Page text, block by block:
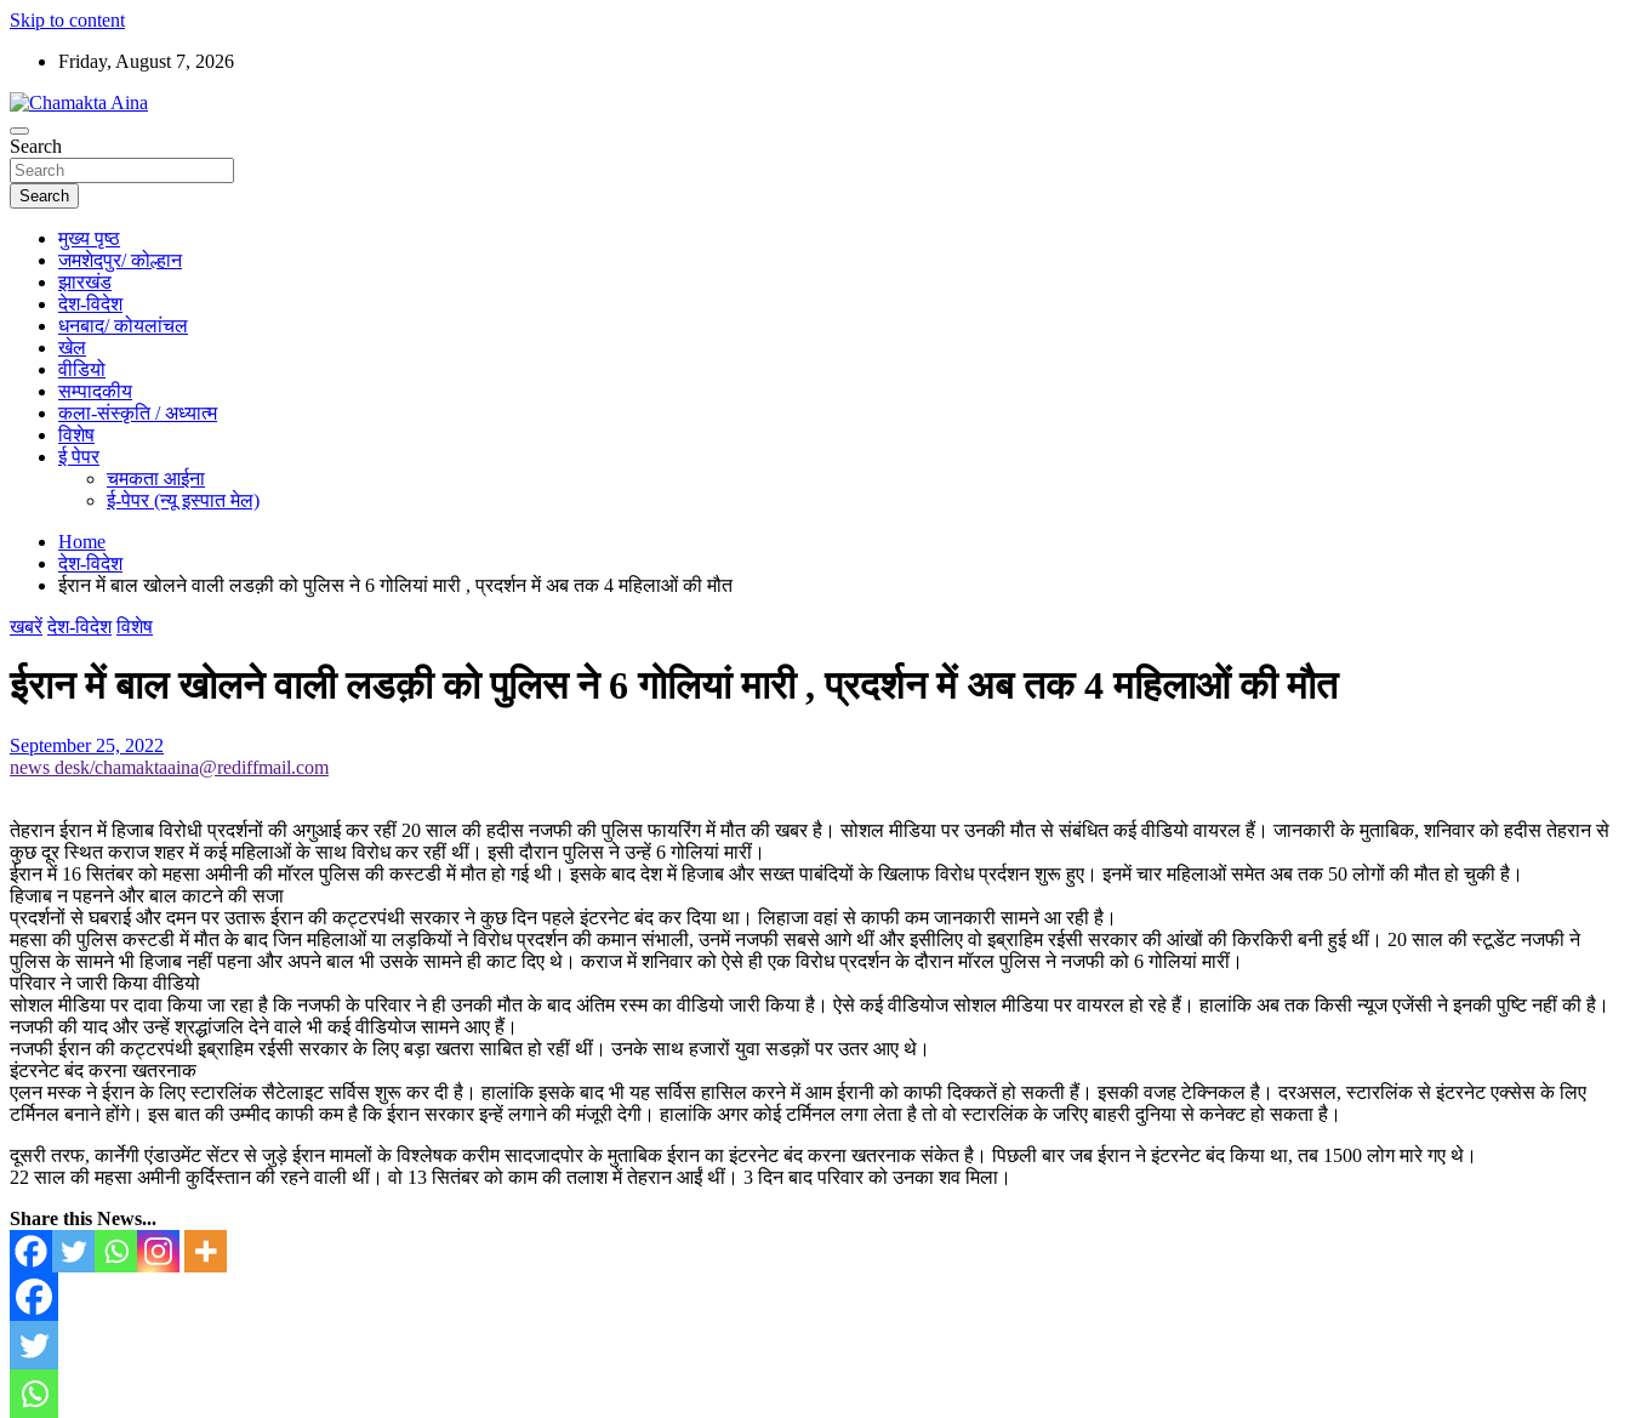
Skip to content
Friday, August 7, 2026
Chamakta Aina
Hindi News Paper – Jharkhand
Search
Search
मुख्य पृष्ठ
जमशेदपुर/ कोल्हान
झारखंड
देश-विदेश
धनबाद/ कोयलांचल
खेल
वीडियो
सम्पादकीय
कला-संस्कृति / अध्यात्म
विशेष
ई पेपर
चमकता आईना
ई-पेपर (न्यू इस्पात मेल)
Home
देश-विदेश
ईरान में बाल खोलने वाली लडक़ी को पुलिस ने 6 गोलियां मारी , प्रदर्शन में अब तक 4 महिलाओं की मौत
खबरें देश-विदेश विशेष
ईरान में बाल खोलने वाली लडक़ी को पुलिस ने 6 गोलियां मारी , प्रदर्शन में अब तक 4 महिलाओं की मौत
September 25, 2022
news desk/chamaktaaina@rediffmail.com
तेहरान ईरान में हिजाब विरोधी प्रदर्शनों की अगुआई कर रहीं 20 साल की हदीस नजफी की पुलिस फायरिंग में मौत की खबर है। सोशल मीडिया पर उनकी मौत से संबंधित कई वीडियो वायरल हैं। जानकारी के मुताबिक, शनिवार को हदीस तेहरान से
कुछ दूर स्थित कराज शहर में कई महिलाओं के साथ विरोध कर रहीं थीं। इसी दौरान पुलिस ने उन्हें 6 गोलियां मारीं।
ईरान में 16 सितंबर को महसा अमीनी की मॉरल पुलिस की कस्टडी में मौत हो गई थी। इसके बाद देश में हिजाब और सख्त पाबंदियों के खिलाफ विरोध प्रर्दशन शुरू हुए। इनमें चार महिलाओं समेत अब तक 50 लोगों की मौत हो चुकी है।
हिजाब न पहनने और बाल काटने की सजा
प्रदर्शनों से घबराई और दमन पर उतारू ईरान की कट्टरपंथी सरकार ने कुछ दिन पहले इंटरनेट बंद कर दिया था। लिहाजा वहां से काफी कम जानकारी सामने आ रही है।
महसा की पुलिस कस्टडी में मौत के बाद जिन महिलाओं या लड़कियों ने विरोध प्रदर्शन की कमान संभाली, उनमें नजफी सबसे आगे थीं और इसीलिए वो इब्राहिम रईसी सरकार की आंखों की किरकिरी बनी हुई थीं। 20 साल की स्टूडेंट नजफी ने
पुलिस के सामने भी हिजाब नहीं पहना और अपने बाल भी उसके सामने ही काट दिए थे। कराज में शनिवार को ऐसे ही एक विरोध प्रदर्शन के दौरान मॉरल पुलिस ने नजफी को 6 गोलियां मारीं।
परिवार ने जारी किया वीडियो
सोशल मीडिया पर दावा किया जा रहा है कि नजफी के परिवार ने ही उनकी मौत के बाद अंतिम रस्म का वीडियो जारी किया है। ऐसे कई वीडियोज सोशल मीडिया पर वायरल हो रहे हैं। हालांकि अब तक किसी न्यूज एजेंसी ने इनकी पुष्टि नहीं की है।
नजफी की याद और उन्हें श्रद्धांजलि देने वाले भी कई वीडियोज सामने आए हैं।
नजफी ईरान की कट्टरपंथी इब्राहिम रईसी सरकार के लिए बड़ा खतरा साबित हो रहीं थीं। उनके साथ हजारों युवा सडक़ों पर उतर आए थे।
इंटरनेट बंद करना खतरनाक
एलन मस्क ने ईरान के लिए स्टारलिंक सैटेलाइट सर्विस शुरू कर दी है। हालांकि इसके बाद भी यह सर्विस हासिल करने में आम ईरानी को काफी दिक्कतें हो सकती हैं। इसकी वजह टेक्निकल है। दरअसल, स्टारलिंक से इंटरनेट एक्सेस के लिए
टर्मिनल बनाने होंगे। इस बात की उम्मीद काफी कम है कि ईरान सरकार इन्हें लगाने की मंजूरी देगी। हालांकि अगर कोई टर्मिनल लगा लेता है तो वो स्टारलिंक के जरिए बाहरी दुनिया से कनेक्ट हो सकता है।
दूसरी तरफ, कार्नेगी एंडाउमेंट सेंटर से जुड़े ईरान मामलों के विश्लेषक करीम सादजादपोर के मुताबिक ईरान का इंटरनेट बंद करना खतरनाक संकेत है। पिछली बार जब ईरान ने इंटरनेट बंद किया था, तब 1500 लोग मारे गए थे।
22 साल की महसा अमीनी कुर्दिस्तान की रहने वाली थीं। वो 13 सितंबर को काम की तलाश में तेहरान आईं थीं। 3 दिन बाद परिवार को उनका शव मिला।
Share this News...